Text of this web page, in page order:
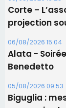
Les brèves
06/08/2026 15:57
Ucciani –
11 août